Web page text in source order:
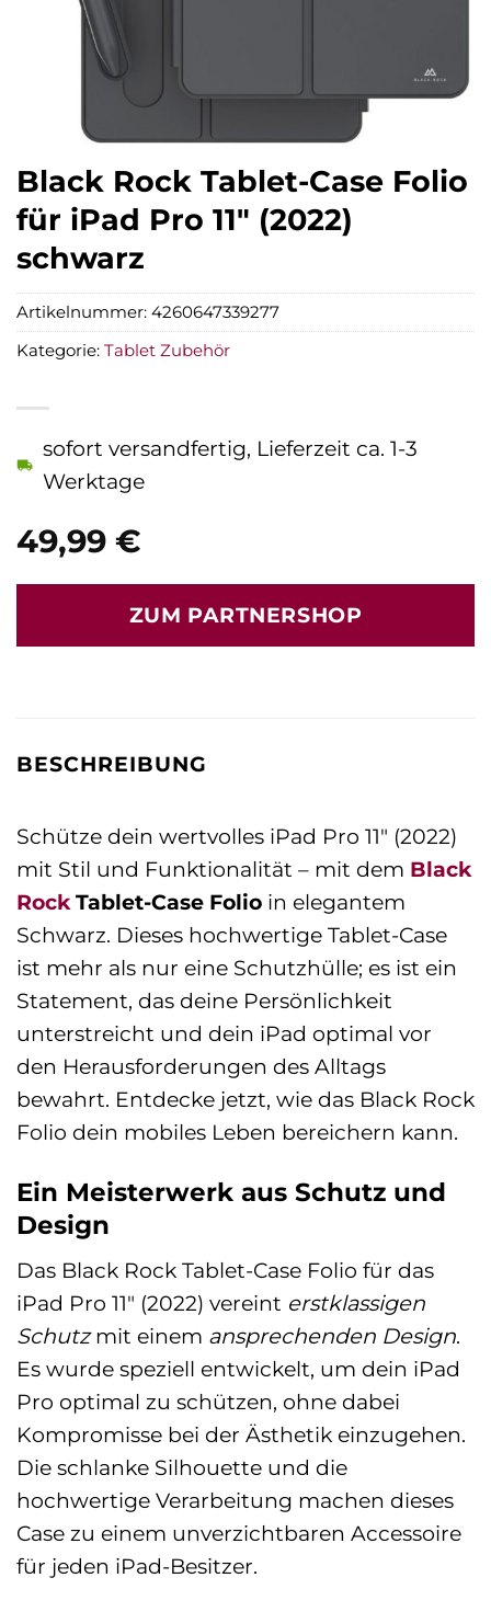
Black Rock Tablet-Case Folio
für iPad Pro 11″ (2022)
schwarz
49,99 €
sofort versandfertig, Lieferzeit ca. 1-3
Werktage
ZUM PARTNERSHOP
Artikelnummer: 4260647339277
Kategorie: Tablet Zubehör
BESCHREIBUNG
Schütze dein wertvolles iPad Pro 11″ (2022)
mit Stil und Funktionalität – mit dem Black
Rock Tablet-Case Folio in elegantem
Schwarz. Dieses hochwertige Tablet-Case
ist mehr als nur eine Schutzhülle; es ist ein
Statement, das deine Persönlichkeit
unterstreicht und dein iPad optimal vor
den Herausforderungen des Alltags
bewahrt. Entdecke jetzt, wie das Black Rock
Folio dein mobiles Leben bereichern kann.
Ein Meisterwerk aus Schutz und
Design
Das Black Rock Tablet-Case Folio für das
iPad Pro 11″ (2022) vereint erstklassigen
Schutzmit einem ansprechenden Design.
Es wurde speziell entwickelt, um dein iPad
Pro optimal zu schützen, ohne dabei
Kompromisse bei der Ästhetik einzugehen.
Die schlanke Silhouette und die
hochwertige Verarbeitung machen dieses
Case zu einem unverzichtbaren Accessoire
für jeden iPad-Besitzer.